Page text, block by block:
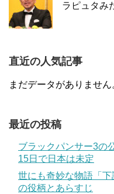
ラピュタみ
直近の人気記事
まだデータがありません
最近の投稿
ブラックパンサー3の
15日で日本は未定
世にも奇妙な物語「下
の役柄とあらすじ